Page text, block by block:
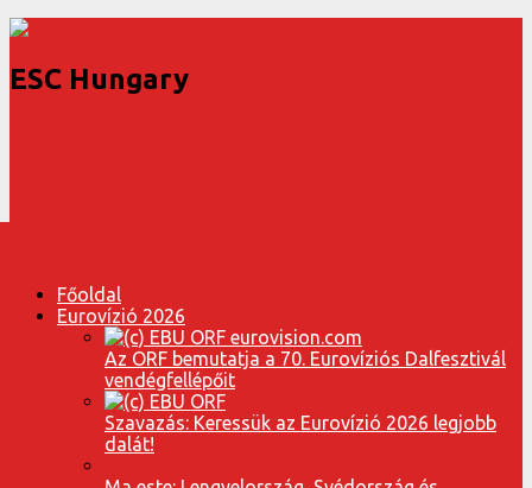
ESC Hungary
Főoldal
Eurovízió 2026
Az ORF bemutatja a 70. Eurovíziós Dalfesztivál
vendégfellépőit
Szavazás: Keressük az Eurovízió 2026 legjobb
dalát!